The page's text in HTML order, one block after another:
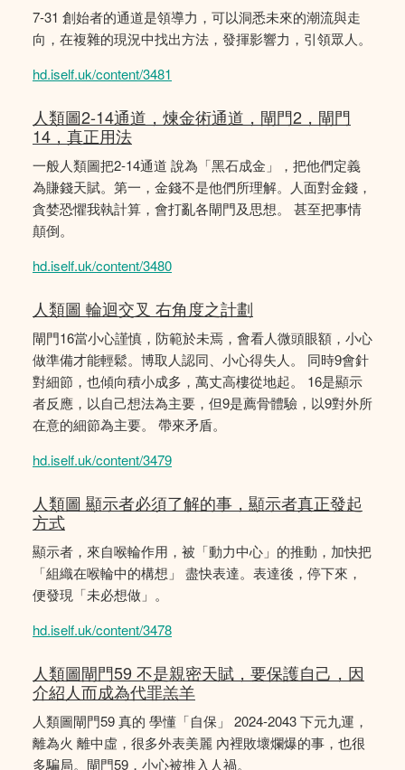
7-31 創始者的通道是領導力，可以洞悉未來的潮流與走
向，在複雜的現況中找出方法，發揮影響力，引領眾人。
hd.iself.uk/content/3481
人類圖2-14通道，煉金術通道，閘門2，閘門
14，真正用法
一般人類圖把2-14通道 說為「黑石成金」，把他們定義
為賺錢天賦。第一，金錢不是他們所理解。人面對金錢，
貪婪恐懼我執計算，會打亂各閘門及思想。 甚至把事情
顛倒。
hd.iself.uk/content/3480
人類圖 輪迴交叉 右角度之計劃
閘門16當小心謹慎，防範於未焉，會看人微頭眼額，小心
做準備才能輕鬆。博取人認同、小心得失人。 同時9會針
對細節，也傾向積小成多，萬丈高樓從地起。 16是顯示
者反應，以自己想法為主要，但9是薦骨體驗，以9對外所
在意的細節為主要。 帶來矛盾。
hd.iself.uk/content/3479
人類圖 顯示者必須了解的事，顯示者真正發起
方式
顯示者，來自喉輪作用，被「動力中心」的推動，加快把
「組織在喉輪中的構想」 盡快表達。表達後，停下來，
便發現「未必想做」。
hd.iself.uk/content/3478
人類圖閘門59 不是親密天賦，要保護自己，因
介紹人而成為代罪羔羊
人類圖閘門59 真的 學懂「自保」 2024-2043 下元九運，
離為火 離中虛，很多外表美麗 內裡敗壞爛爆的事，也很
多騙局。閘門59，小心被推入人禍。